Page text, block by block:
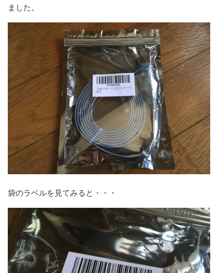
ました。
袋のラベルを見てみると・・・